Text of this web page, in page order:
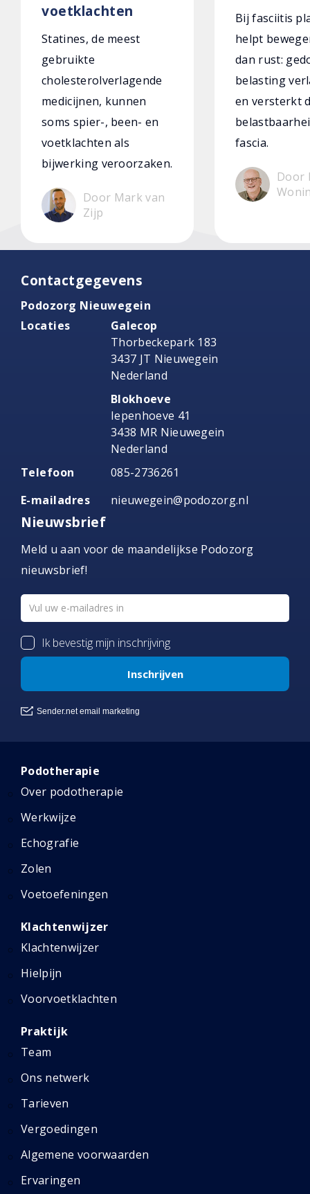
voetklachten
Statines, de meest
gebruikte
cholesterolverlagende
medicijnen, kunnen
soms spier-, been- en
voetklachten als
bijwerking veroorzaken.
Door Mark van
Zijp
Bij fasciitis
helpt
dan rust:
belasting
en versterkt
fascia.
Door
Contactgegevens
Podozorg Nieuwegein
Locaties
Galecop
Thorbeckepark 183
3437 JT Nieuwegein
Nederland
Blokhoeve
Iepenhoeve 41
3438 MR Nieuwegein
Nederland
Telefoon
085-2736261
E-mailadres
nieuwegein@podozorg.nl
Nieuwsbrief
Meld u aan voor de maandelijkse Podozorg
nieuwsbrief!
Podotherapie
Over podotherapie
Werkwijze
Echografie
Zolen
Voetoefeningen
Klachtenwijzer
Klachtenwijzer
Hielpijn
Voorvoetklachten
Praktijk
Team
Ons netwerk
Tarieven
Vergoedingen
Algemene voorwaarden
Ervaringen